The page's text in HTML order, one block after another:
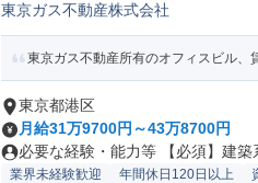
産ファシリティマネージャー
東京ガス不動産株式会社
東京ガス不動産所有のオフィスビル、
東京都港区
月給31万9700円～43万8700円
必要な経験・能力等 【必須】建築
業界未経験歓迎 年間休日120日以上